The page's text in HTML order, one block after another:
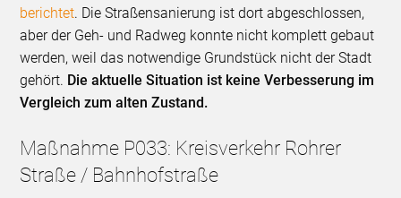
berichtet. Die Straßensanierung ist dort abgeschlossen,
aber der Geh- und Radweg konnte nicht komplett gebaut
werden, weil das notwendige Grundstück nicht der Stadt
gehört. Die aktuelle Situation ist keine Verbesserung im
Vergleich zum alten Zustand.
Maßnahme P033: Kreisverkehr Rohrer
Straße / Bahnhofstraße